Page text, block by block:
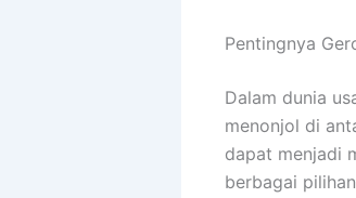
Pentingnya
Dalam dunia
menonjol di
dapat menjadi
berbagai